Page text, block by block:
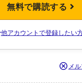
無料で購読する
他アカウントで登録したい
メ